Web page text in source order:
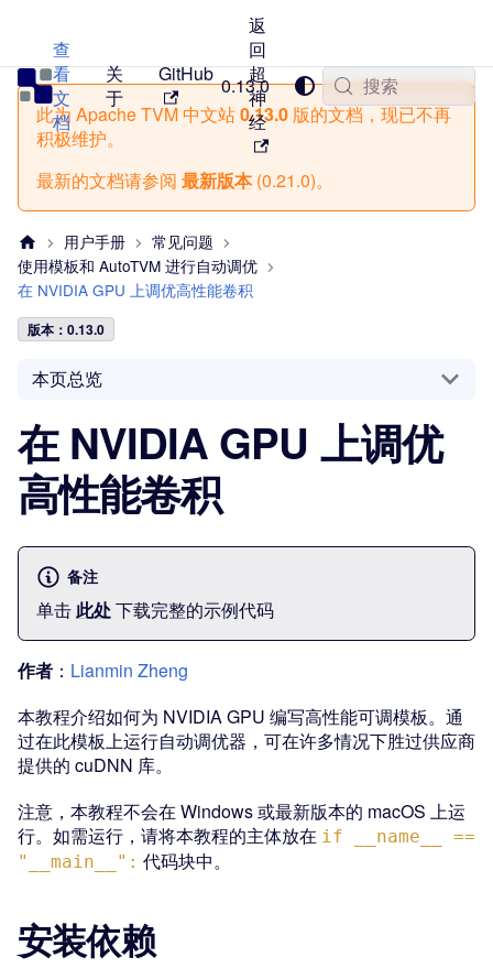
TVM 中文站
查
看
文
档
关
于
GitHub
返
回
超
神
经
0.13.0
搜索
此为 Apache TVM 中文站0.13.0 版的文档，现已不再
积极维护。
最新的文档请参阅 最新版本(0.21.0)。
用户手册
常见问题
使用模板和 AutoTVM 进行自动调优
在 NVIDIA GPU 上调优高性能卷积
版本：0.13.0
本页总览
在 NVIDIA GPU 上调优
高性能卷积
备注
单击此处下载完整的示例代码
作者 ： Lianmin Zheng
本教程介绍如何为 NVIDIA GPU 编写高性能可调模板。通
过在此模板上运行自动调优器，可在许多情况下胜过供应商
提供的 cuDNN 库。
注意，本教程不会在 Windows 或最新版本的 macOS 上运
行。如需运行，请将本教程的主体放在 if __name__ ==
"__main__": 代码块中。
安装依赖